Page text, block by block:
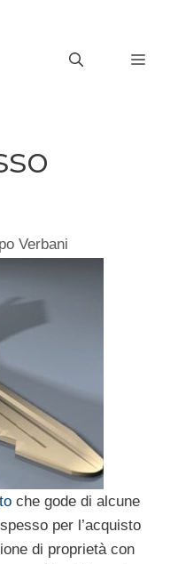
Verbani
che gode di alcune
per l’acquisto
di proprietà con